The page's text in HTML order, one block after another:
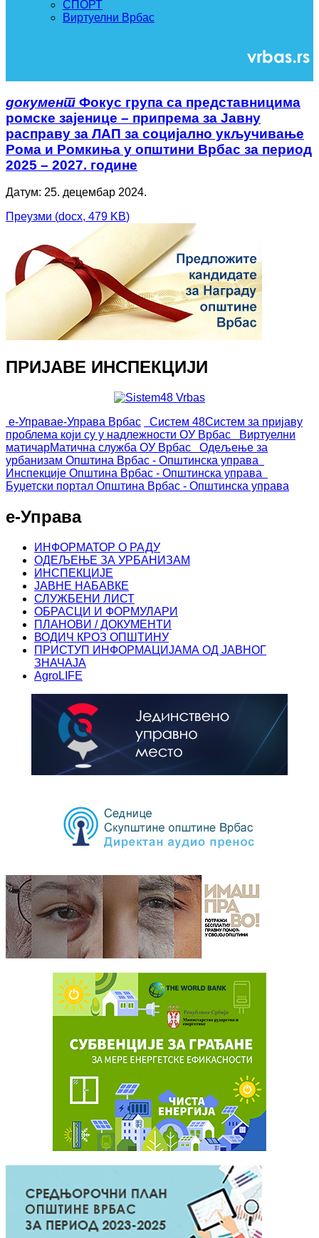
СПОРТ
Виртуелни Врбас
документ Фокус група са представницима
ромске зајенице – припрема за Јавну
расправу за ЛАП за социјално укључивање
Рома и Ромкиња у општини Врбас за период
2025 – 2027. године
Датум: 25. децембар 2024.
Преузми (docx, 479 KB)
ПРИЈАВЕ ИНСПЕКЦИЈИ
е-Управае-Управа Врбас Систем 48Систем за пријаву
проблема који су у надлежности ОУ Врбас
Виртуелни
матичарМатична служба ОУ Врбас
Одељење за
урбанизам Општина Врбас - Општинска управа
Инспекције Општина Врбас - Општинска управа
Буџетски портал Општина Врбас - Општинска управа
е-Управа
ИНФОРМАТОР О РАДУ
ОДЕЉЕЊЕ ЗА УРБАНИЗАМ
ИНСПЕКЦИЈЕ
ЈАВНЕ НАБАВКЕ
СЛУЖБЕНИ ЛИСТ
ОБРАСЦИ И ФОРМУЛАРИ
ПЛАНОВИ / ДОКУМЕНТИ
ВОДИЧ КРОЗ ОПШТИНУ
ПРИСТУП ИНФОРМАЦИЈАМА ОД ЈАВНОГ
ЗНАЧАЈА
AgroLIFE